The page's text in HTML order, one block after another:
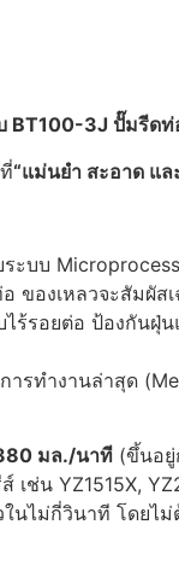
BT100-3J ปั๊มรีดท่
“แม่นยำ สะอาด แ
ะบบ
ของเหลวจะสัมผัส
ไร้รอยต่อ ป้องกัน
รทำงานล่าสุด
มล./นาที (ขึ้นอยู่
เช่น YZ1515X,
ในไม่กี่วินาที โดยไ